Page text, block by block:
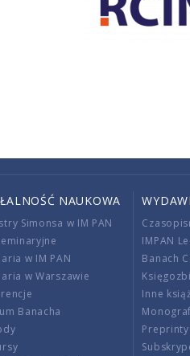
NAUKOWA
Simonsa w IM PAN
w IM PAN
w Warszawie
Banacha
IMPAN
Banach
Inne
Preprinty